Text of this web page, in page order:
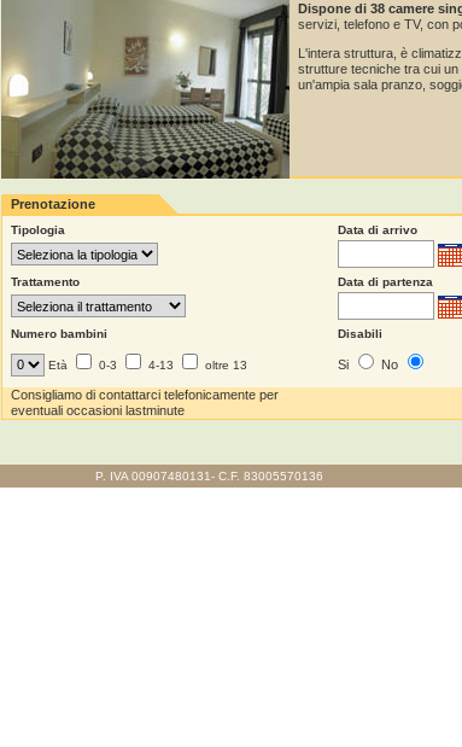
Dispone di 38 camere
servizi, telefono e TV, con
L'intera struttura, è
strutture tecniche tra cui
un'ampia sala pranzo,
Prenotazione
Tipologia Data di arrivo
Trattamento Data di partenza
Numero bambini Disabili
Età 0-3 4-13 oltre 13 Si No
Consigliamo di contattarci telefonicamente per
eventuali occasioni lastminute
P. IVA 00907480131- C.F. 83005570136